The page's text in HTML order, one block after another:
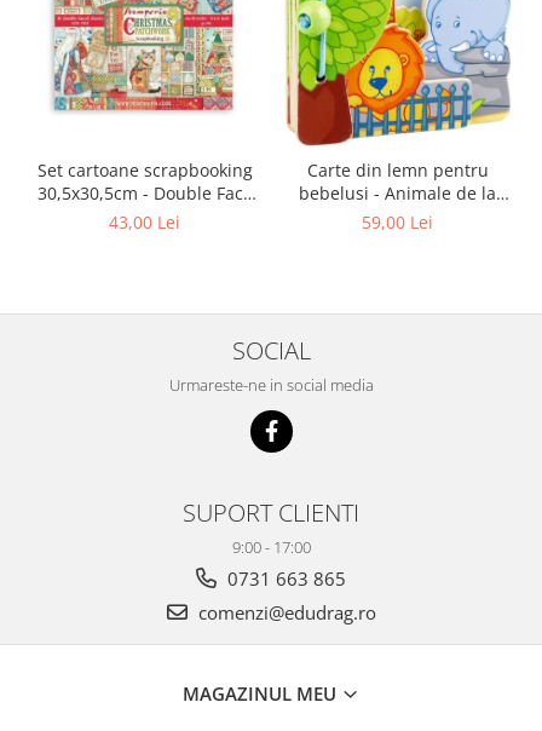
Set cartoane scrapbooking
30,5х30,5cm - Double Face
Christmas Patchwork
43,00 Lei
Carte din lemn pentru
bebelusi - Animale de la
zoo, Haba
59,00 Lei
SOCIAL
Urmareste-ne in social media
SUPORT CLIENTI
9:00 - 17:00
0731 663 865
comenzi@edudrag.ro
MAGAZINUL MEU